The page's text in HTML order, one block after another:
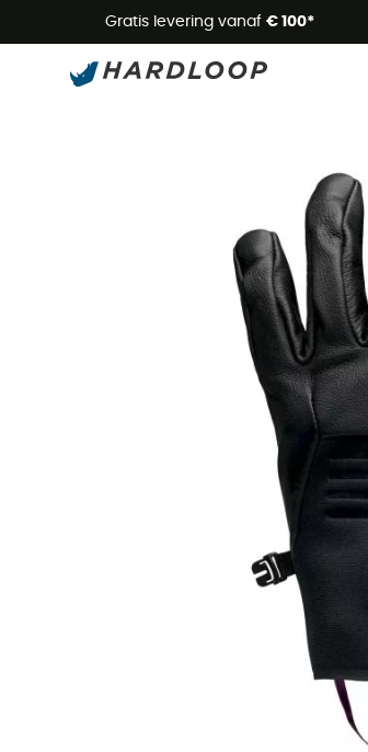
Gratis levering vanaf € 100*